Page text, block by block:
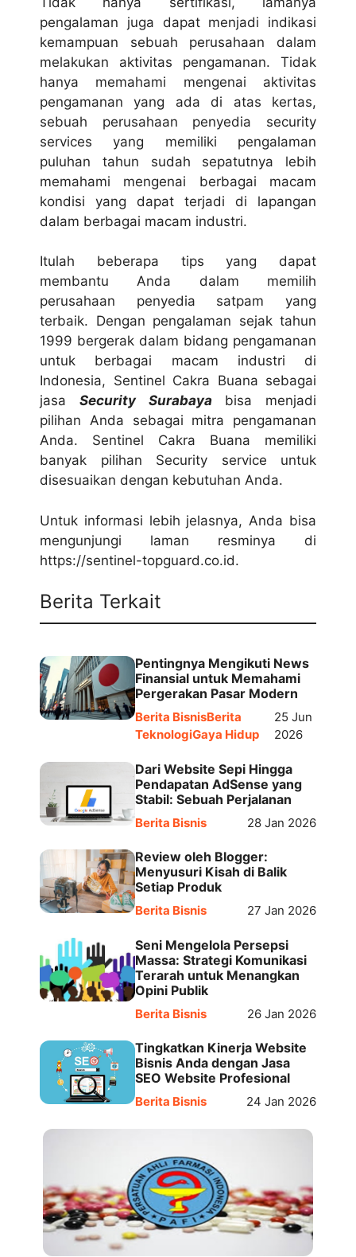
pengalaman juga dapat menjadi indikasi
kemampuan sebuah perusahaan dalam
melakukan aktivitas pengamanan. Tidak
hanya memahami mengenai aktivitas
pengamanan yang ada di atas kertas,
sebuah perusahaan penyedia security
services yang memiliki pengalaman
puluhan tahun sudah sepatutnya lebih
memahami mengenai berbagai macam
kondisi yang dapat terjadi di lapangan
dalam berbagai macam industri.
Itulah beberapa tips yang dapat
membantu Anda dalam memilih
perusahaan penyedia satpam yang
terbaik. Dengan pengalaman sejak tahun
1999 bergerak dalam bidang pengamanan
untuk berbagai macam industri di
Indonesia, Sentinel Cakra Buana sebagai
jasa Security Surabayabisa menjadi
pilihan Anda sebagai mitra pengamanan
Anda. Sentinel Cakra Buana memiliki
banyak pilihan Security service untuk
disesuaikan dengan kebutuhan Anda.
Untuk informasi lebih jelasnya, Anda bisa
mengunjungi laman resminya di
https://sentinel-topguard.co.id.
Berita Terkait
Pentingnya Mengikuti News
Finansial untuk Memahami
Pergerakan Pasar Modern
Berita BisnisBerita
TeknologiGaya Hidup
25 Jun
2026
Dari Website Sepi Hingga
Pendapatan AdSense yang
Stabil: Sebuah Perjalanan
Berita Bisnis 28 Jan 2026
Review oleh Blogger:
Menyusuri Kisah di Balik
Setiap Produk
Berita Bisnis 27 Jan 2026
Seni Mengelola Persepsi
Massa: Strategi Komunikasi
Terarah untuk Menangkan
Opini Publik
Berita Bisnis 26 Jan 2026
Tingkatkan Kinerja Website
Bisnis Anda dengan Jasa
SEO Website Profesional
Berita Bisnis 24 Jan 2026